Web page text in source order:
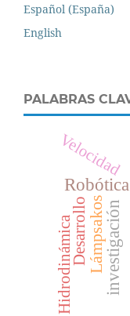
Español (España)
English
PALABRAS
Robótica
investigación
Lámpsakos
Desarrollo
Hidrodinámica
Velocidad